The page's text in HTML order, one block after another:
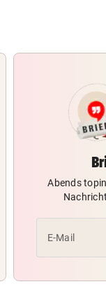
Abends
E-Mail